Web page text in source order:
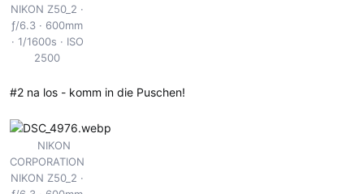
NIKON Z50_2
ƒ/6.3
600mm
1/1600s
ISO
2500
#2 na los - komm in die Puschen!
NIKON
CORPORATION
NIKON Z50_2